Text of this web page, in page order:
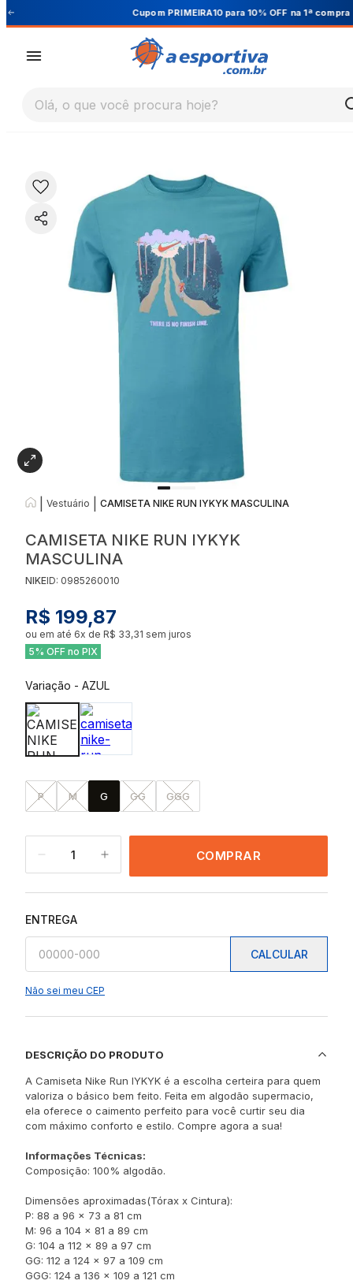
Cupom PRIMEIRA10 para 10% OFF na 1ª compra
Olá, o que você procura hoje?
Vestuário CAMISETA NIKE RUN IYKYK MASCULINA
CAMISETA NIKE RUN IYKYK
MASCULINA
NIKEID: 0985260010
R$ 199,87
ou em até 6x de R$ 33,31 sem juros
5% OFF no PIX
Variação - AZUL
P M G GG GGG
1 COMPRAR
ENTREGA
CALCULAR
Não sei meu CEP
DESCRIÇÃO DO PRODUTO
A Camiseta Nike Run IYKYK é a escolha certeira para quem
valoriza o básico bem feito. Feita em algodão supermacio,
ela oferece o caimento perfeito para você curtir seu dia
com máximo conforto e estilo. Compre agora a sua!
Informações Técnicas:
Composição: 100% algodão.
Dimensões aproximadas(Tórax x Cintura):
P: 88 a 96 x 73 a 81 cm
M: 96 a 104 x 81 a 89 cm
G: 104 a 112 x 89 a 97 cm
GG: 112 a 124 x 97 a 109 cm
GGG: 124 a 136 x 109 a 121 cm